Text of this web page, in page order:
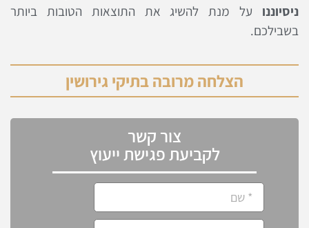
ניסיוננו על מנת להשיג את התוצאות הטובות ביותר
בשבילכם.
הצלחה מרובה בתיקי גירושין
צור קשר
לקביעת פגישת ייעוץ